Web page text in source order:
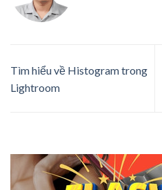
Tìm hiểu về Histogram trong
Lightroom